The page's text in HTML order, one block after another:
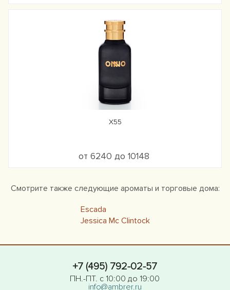
X55
от 6240 до 10148
Смотрите также следующие ароматы и торговые дома:
Escada
Jessica Mc Clintock
+7 (495) 792-02-57
ПН.-ПТ. с 10:00 до 19:00
info@ambrer.ru